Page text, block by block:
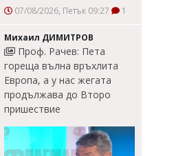
07/08/2026, Петък 09:27 1
Михаил ДИМИТРОВ
Проф. Рачев: Пета
гореща вълна връхлита
Европа, а у нас жегата
продължава до Второ
пришествие